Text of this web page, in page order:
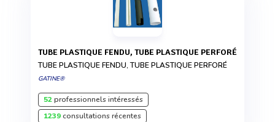
TUBE PLASTIQUE FENDU, TUBE PLASTIQUE PERFORÉ
TUBE PLASTIQUE FENDU, TUBE PLASTIQUE PERFORÉ
GATINE®
52professionnels intéressés
1239consultations récentes